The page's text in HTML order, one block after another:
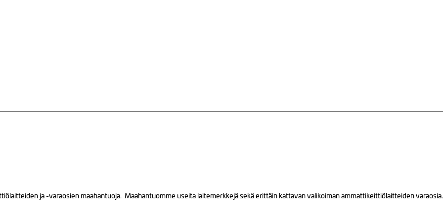
ja -varaosien maahantuoja. Maahantuomme useita laitemerkkejä sekä erittäin kattavan valikoiman ammattikeittiölaitteiden varaosia.